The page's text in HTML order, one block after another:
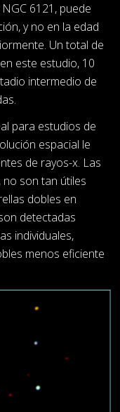
6121, puede
y no en la edad
Un total de
este estudio, 10
intermedio de
para estudios de
espacial le
de rayos-x. Las
son tan útiles
dobles en
detectadas
individuales,
menos eficiente